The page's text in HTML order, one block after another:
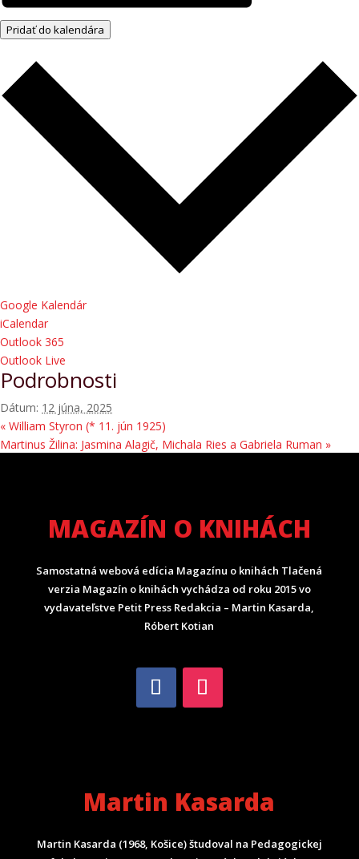
Pridať do kalendára
Google Kalendár
iCalendar
Outlook 365
Outlook Live
Podrobnosti
Dátum: 12 júna, 2025
« William Styron (* 11. jún 1925)
Martinus Žilina: Jasmina Alagič, Michala Ries a Gabriela Ruman »
MAGAZÍN O KNIHÁCH
Samostatná webová edícia Magazínu o knihách Tlačená
verzia Magazín o knihách vychádza od roku 2015 vo
vydavateľstve Petit Press Redakcia – Martin Kasarda,
Róbert Kotian
Martin Kasarda
Martin Kasarda (1968, Košice) študoval na Pedagogickej